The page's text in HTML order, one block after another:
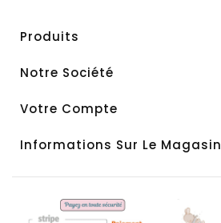
Produits
Notre Société
Votre Compte
Informations Sur Le Magasin